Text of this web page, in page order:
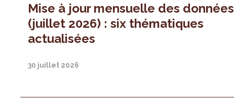
Mise à jour mensuelle des données
(juillet 2026) : six thématiques
actualisées
30 juillet 2026